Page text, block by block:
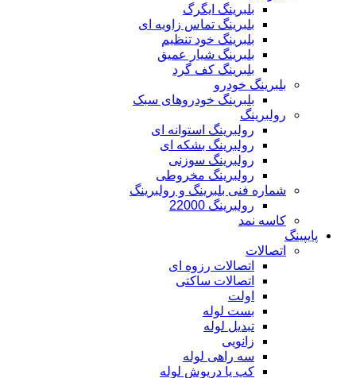
بلبرینگ ایگرگ
بلبرینگ تماس زاویه ای
بلبرینگ خود تنظیم
بلبرینگ شیار عمیق
بلبرینگ کف گرد
بلبرینگ خودرو
بلبرینگ خودروهای سبک
رولبرینگ
رولبرینگ استوانه ای
رولبرینگ بشکه ای
رولبرینگ سوزنی
رولبرینگ مخروطی
شماره فنی بلبرینگ و رولبرینگ
رولبرینگ 22000
کاسه نمد
پایپینگ
اتصالات
اتصالات رزوه ای
اتصالات ساکتی
اولت
بست لوله
تبدیل لوله
زانویی
سه راهی لوله
کپ یا درپوش لوله